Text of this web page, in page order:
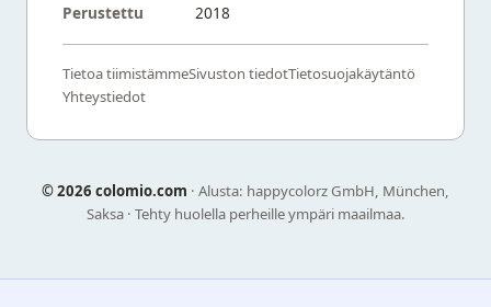
Perustettu
2018
Tietoa tiimistämmeSivuston tiedotTietosuojakäytäntö
Yhteystiedot
©2026 colomio.com · Alusta: happycolorz GmbH, München,
Saksa · Tehty huolella perheille ympäri maailmaa.